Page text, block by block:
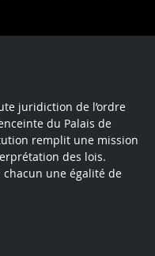
LinkedInInstagram
juridiction de l’ordre
du Palais de
remplit une mission
des lois.
une égalité de